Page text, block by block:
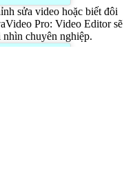
sửa video hoặc biết đôi
Pro: Video Editor sẽ
chuyên nghiệp.